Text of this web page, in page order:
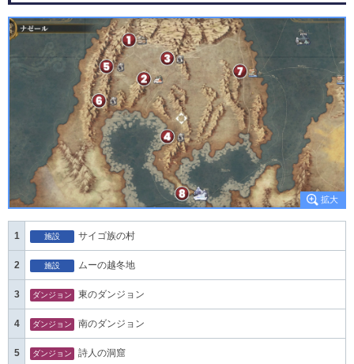
1 施設 サイゴ族の村
2 施設 ムーの越冬地
3 ダンジョン 東のダンジョン
4 ダンジョン 南のダンジョン
5 ダンジョン 詩人の洞窟